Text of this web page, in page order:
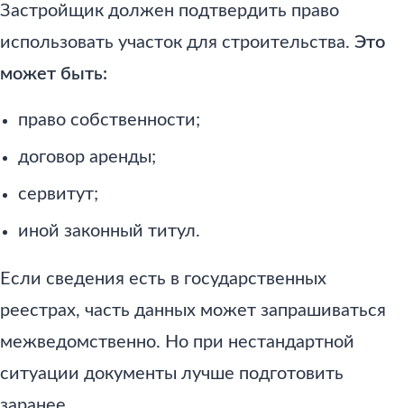
Застройщик должен подтвердить право
использовать участок для строительства. Это
может быть:
право собственности;
договор аренды;
сервитут;
иной законный титул.
Если сведения есть в государственных
реестрах, часть данных может запрашиваться
межведомственно. Но при нестандартной
ситуации документы лучше подготовить